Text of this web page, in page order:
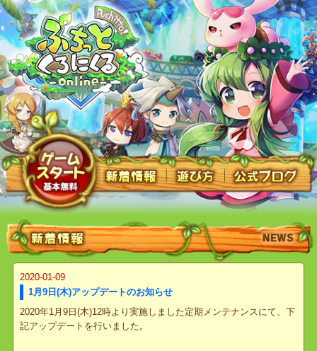
2020-01-09
1月9日(木)アップデートのお知らせ
2020年1月9日(木)12時より実施しました定期メンテナンスにて、下